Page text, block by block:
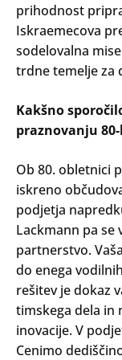
prihodnost
Iskraemecova
sodelovalna
trdne temelje za
Kakšno
praznovanju
Ob 80. obletnici
iskreno
podjetja
Lackmann pa se
partnerstvo.
do enega
rešitev je dokaz
timskega dela in
inovacije. V
Cenimo